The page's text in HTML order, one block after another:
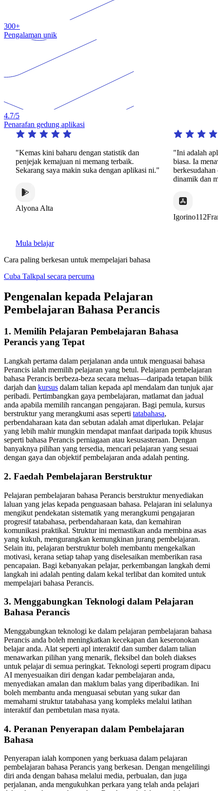
300+
Pengalaman unik
4.7/5
Penarafan gedung aplikasi
"Kemas kini baharu dengan statistik dan
penjejak kemajuan ni memang terbaik.
Sekarang saya makin suka dengan aplikasi ni."
Alyona Alta
"Ini adalah
biasa. Ia
berkesudahan
dinamik dan
Mula belajar
Cara paling berkesan untuk mempelajari bahasa
Cuba Talkpal secara percuma
Pengenalan kepada Pelajaran
Pembelajaran Bahasa Perancis
1. Memilih Pelajaran Pembelajaran Bahasa
Perancis yang Tepat
Langkah pertama dalam perjalanan anda untuk menguasai bahasa
Perancis ialah memilih pelajaran yang betul. Pelajaran pembelajaran
bahasa Perancis berbeza-beza secara meluas—daripada tetapan bilik
darjah dan kursus dalam talian kepada apl mendalam dan tunjuk ajar
peribadi. Pertimbangkan gaya pembelajaran, matlamat dan jadual
anda apabila memilih rancangan pengajaran. Bagi pemula, kursus
berstruktur yang merangkumi asas seperti tatabahasa,
perbendaharaan kata dan sebutan adalah amat diperlukan. Pelajar
yang lebih mahir mungkin mendapat manfaat daripada topik khusus
seperti bahasa Perancis perniagaan atau kesusasteraan. Dengan
banyaknya pilihan yang tersedia, mencari pelajaran yang sesuai
dengan gaya dan objektif pembelajaran anda adalah penting.
2. Faedah Pembelajaran Berstruktur
Pelajaran pembelajaran bahasa Perancis berstruktur menyediakan
laluan yang jelas kepada penguasaan bahasa. Pelajaran ini selalunya
mengikut pendekatan sistematik yang merangkumi pengajaran
progresif tatabahasa, perbendaharaan kata, dan kemahiran
komunikasi praktikal. Struktur ini memastikan anda membina asas
yang kukuh, mengurangkan kemungkinan jurang pembelajaran.
Selain itu, pelajaran berstruktur boleh membantu mengekalkan
motivasi, kerana setiap tahap yang diselesaikan memberikan rasa
pencapaian. Bagi kebanyakan pelajar, perkembangan langkah demi
langkah ini adalah penting dalam kekal terlibat dan komited untuk
mempelajari bahasa Perancis.
3. Menggabungkan Teknologi dalam Pelajaran
Bahasa Perancis
Menggabungkan teknologi ke dalam pelajaran pembelajaran bahasa
Perancis anda boleh meningkatkan kecekapan dan keseronokan
belajar anda. Alat seperti apl interaktif dan sumber dalam talian
menawarkan pilihan yang menarik, fleksibel dan boleh diakses
untuk pelajar di semua peringkat. Teknologi seperti program dipacu
AI menyesuaikan diri dengan kadar pembelajaran anda,
menyediakan amalan dan maklum balas yang diperibadikan. Ini
boleh membantu anda menguasai sebutan yang sukar dan
memahami struktur tatabahasa yang kompleks melalui latihan
interaktif dan pembetulan masa nyata.
4. Peranan Penyerapan dalam Pembelajaran
Bahasa
Penyerapan ialah komponen yang berkuasa dalam pelajaran
pembelajaran bahasa Perancis yang berkesan. Dengan mengelilingi
diri anda dengan bahasa melalui media, perbualan, dan juga
perjalanan, anda mengukuhkan perkara yang telah anda pelajari